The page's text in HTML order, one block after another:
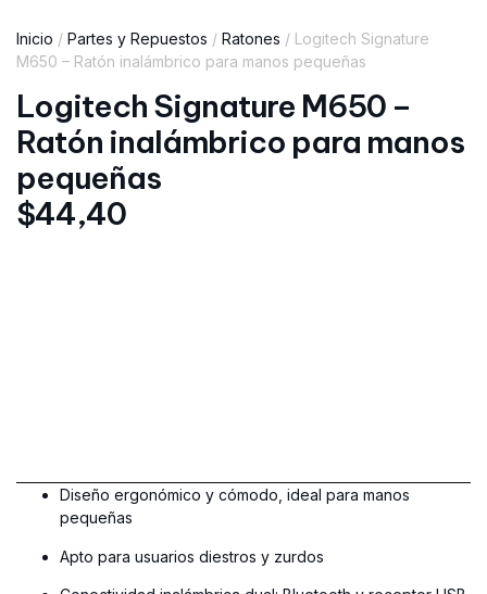
Inicio / Partes y Repuestos / Ratones / Logitech Signature
M650 – Ratón inalámbrico para manos pequeñas
Logitech Signature M650 –
Ratón inalámbrico para manos
pequeñas
$44,40
Diseño ergonómico y cómodo, ideal para manos
pequeñas
Apto para usuarios diestros y zurdos